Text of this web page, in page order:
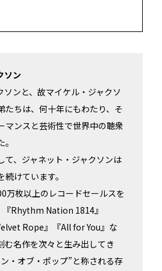
ソン
ソンと、故マイケル・ジャクソ
たちは、何十年にもわたり、そ
マンスと芸術性で世界中の聴衆
て、ジャネット・ジャクソンは
けています。
万枚以上のレコードセールスを
Rhythm Nation 1814』
Rope』『All for You』な
む名作を次々と生み出してき
・オブ・ポップ”と称される存